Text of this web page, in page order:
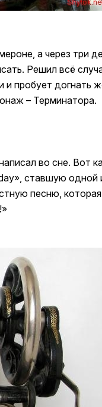
а через
Решил всё
догнать
– Терминатора.
во сне. Вот
ставшую
песню,